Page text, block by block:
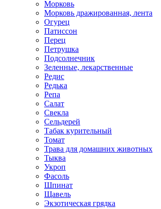
Морковь
Морковь дражированная, лента
Огурец
Патиссон
Перец
Петрушка
Подсолнечник
Зеленные, лекарственные
Редис
Редька
Репа
Салат
Свекла
Сельдерей
Табак курительный
Томат
Трава для домашних животных
Тыква
Укроп
Фасоль
Шпинат
Щавель
Экзотическая грядка